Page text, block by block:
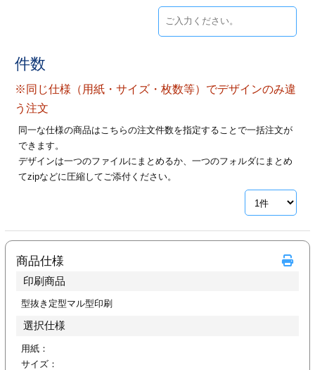
ファイル印刷
ァイル印刷
印刷
印刷
リーブ印刷
加工
ムカード印刷
刷
カード印刷
フォルダー
ァイル印刷
件数
※同じ仕様（用紙・サイズ・枚数等）でデザインのみ違
う注文
同一な仕様の商品はこちらの注文件数を指定することで一括注文が
できます。
デザインは一つのファイルにまとめるか、一つのフォルダにまとめ
てzipなどに圧縮してご添付ください。
商品仕様
印刷商品
型抜き定型マル型印刷
選択仕様
用紙：
サイズ：